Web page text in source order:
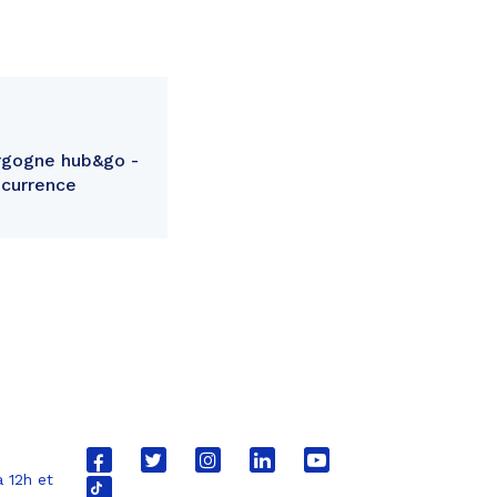
hub&go -
12h et
Lien
Lien
Lien
Lien
Lien